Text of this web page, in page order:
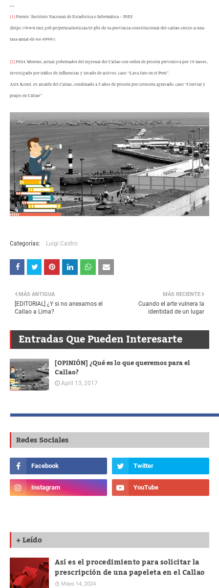
--
[1]Fuente: Instituto Nacional de Estadística e Informática – INEI
(https://www.inei.gob.pe/prensa/noticias/el-pbi-de-la-provincia-constitucional-del-callao-crecio-a-una-
tasa-anual-de-64-8999/)
[2]Félix Moreno, actual gobernador del regional del Callao con orden de prisión preventiva por 18 meses,
investigado por tráfico de influencias y lavado de activos, caso “Lava Jato en el Perú”.
Alex Kouri, ex alcalde del Callao, condenado a 5 años de prisión por colusión agravado, caso “Convial y
peajes en Callao”.
Categorías: Luigi Castro
MÁS RECIENTE
Cuando el arte vulnera la
identidad de un lugar
MÁS ANTIGUA
[EDITORIAL] ¿Y si no anexamos el
Callao a Lima?
Entradas Que Pueden Interesarte
[OPINIÓN] ¿Qué es lo que queremos para el
Callao?
April 13, 2017
Redes Sociales
+ Leído
Así es el procedimiento para solicitar la
prescripción de una papeleta en el Callao
Mayo 14, 2024